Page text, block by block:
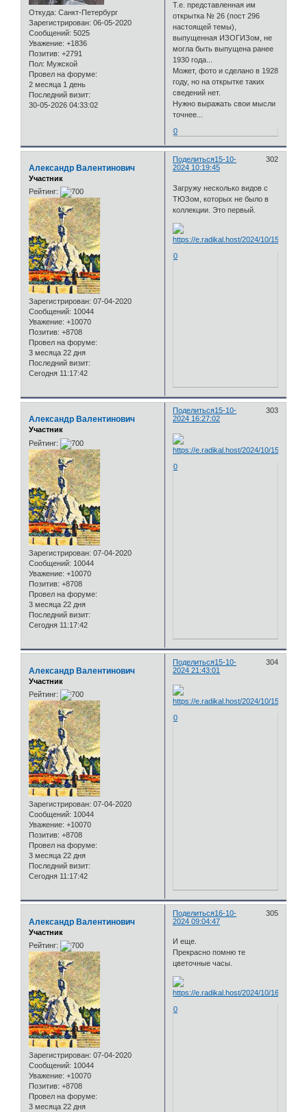
Откуда: Санкт-Петербург
Зарегистрирован: 06-05-2020
Сообщений: 5025
Уважение: +1836
Позитив: +2791
Пол: Мужской
Провел на форуме:
2 месяца 1 день
Последний визит:
30-05-2026 04:33:02
Т.е. представленная им
открытка № 26 (пост 296
настоящей темы),
выпущенная ИЗОГИЗом, не
могла быть выпущена ранее
1930 года...
Может, фото и сделано в 1928
году, но на открытке таких
сведений нет.
Нужно выражать свои мысли
точнее...
0
Поделиться 302
15-10-
2024 10:19:45
Александр Валентинович
Участник
Рейтинг:
Зарегистрирован: 07-04-2020
Сообщений: 10044
Уважение: +10070
Позитив: +8708
Провел на форуме:
3 месяца 22 дня
Последний визит:
Сегодня 11:17:42
Загружу несколько видов с
ТЮЗом, которых не было в
коллекции. Это первый.
0
Поделиться 303
15-10-
2024 16:27:02
Александр Валентинович
Участник
Рейтинг:
Зарегистрирован: 07-04-2020
Сообщений: 10044
Уважение: +10070
Позитив: +8708
Провел на форуме:
3 месяца 22 дня
Последний визит:
Сегодня 11:17:42
0
Поделиться 304
15-10-
2024 21:43:01
Александр Валентинович
Участник
Рейтинг:
Зарегистрирован: 07-04-2020
Сообщений: 10044
Уважение: +10070
Позитив: +8708
Провел на форуме:
3 месяца 22 дня
Последний визит:
Сегодня 11:17:42
0
Поделиться 305
16-10-
2024 09:04:47
Александр Валентинович
Участник
Рейтинг:
Зарегистрирован: 07-04-2020
Сообщений: 10044
Уважение: +10070
Позитив: +8708
Провел на форуме:
3 месяца 22 дня
И еще.
Прекрасно помню те
цветочные часы.
0